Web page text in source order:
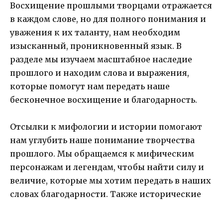
Восхищение прошлыми творцами отражается
в каждом слове, но для полного понимания и
уважения к их таланту, нам необходим
изысканный, проникновенный язык. В
разделе мы изучаем масштабное наследие
прошлого и находим слова и выражения,
которые помогут нам передать наше
бесконечное восхищение и благодарность.
Отсылки к мифологии и истории помогают
нам углубить наше понимание творчества
прошлого. Мы обращаемся к мифическим
персонажам и легендам, чтобы найти силу и
величие, которые мы хотим передать в наших
словах благодарности. Также исторические